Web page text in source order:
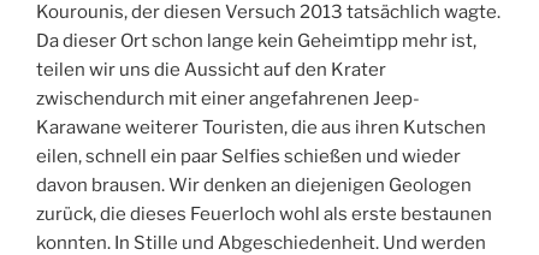
Kourounis, der diesen Versuch 2013 tatsächlich wagte.
Da dieser Ort schon lange kein Geheimtipp mehr ist,
teilen wir uns die Aussicht auf den Krater
zwischendurch mit einer angefahrenen Jeep-
Karawane weiterer Touristen, die aus ihren Kutschen
eilen, schnell ein paar Selfies schießen und wieder
davon brausen. Wir denken an diejenigen Geologen
zurück, die dieses Feuerloch wohl als erste bestaunen
konnten. In Stille und Abgeschiedenheit. Und werden